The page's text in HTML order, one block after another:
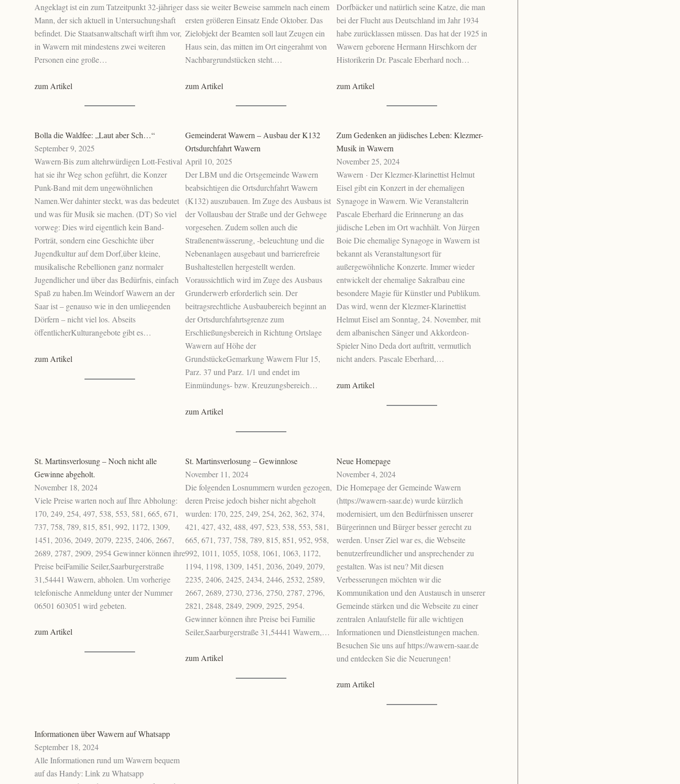
Angeklagt ist ein zum Tatzeitpunkt 32-jähriger
Mann, der sich aktuell in Untersuchungshaft
befindet. Die Staatsanwaltschaft wirft ihm vor,
in Wawern mit mindestens zwei weiteren
Personen eine große…
zum Artikel
dass sie weiter Beweise sammeln nach einem
ersten größeren Einsatz Ende Oktober. Das
Zielobjekt der Beamten soll laut Zeugen ein
Haus sein, das mitten im Ort eingerahmt von
Nachbargrundstücken steht.…
zum Artikel
Dorfbäcker und natürlich seine Katze, die man
bei der Flucht aus Deutschland im Jahr 1934
habe zurücklassen müssen. Das hat der 1925 in
Wawern geborene Hermann Hirschkorn der
Historikerin Dr. Pascale Eberhard noch…
zum Artikel
Bolla die Waldfee: „Laut aber Sch…“
September 9, 2025
Wawern·Bis zum altehrwürdigen Lott-Festival
hat sie ihr Weg schon geführt, die Konzer
Punk-Band mit dem ungewöhnlichen
Namen.Wer dahinter steckt, was das bedeutet
und was für Musik sie machen. (DT) So viel
vorweg: Dies wird eigentlich kein Band-
Porträt, sondern eine Geschichte über
Jugendkultur auf dem Dorf,über kleine,
musikalische Rebellionen ganz normaler
Jugendlicher und über das Bedürfnis, einfach
Spaß zu haben.Im Weindorf Wawern an der
Saar ist – genauso wie in den umliegenden
Dörfern – nicht viel los. Abseits
öffentlicherKulturangebote gibt es…
zum Artikel
Gemeinderat Wawern – Ausbau der K132
Ortsdurchfahrt Wawern
April 10, 2025
Der LBM und die Ortsgemeinde Wawern
beabsichtigen die Ortsdurchfahrt Wawern
(K132) auszubauen. Im Zuge des Ausbaus ist
der Vollausbau der Straße und der Gehwege
vorgesehen. Zudem sollen auch die
Straßenentwässerung, -beleuchtung und die
Nebenanlagen ausgebaut und barrierefreie
Bushaltestellen hergestellt werden.
Voraussichtlich wird im Zuge des Ausbaus
Grunderwerb erforderlich sein. Der
beitragsrechtliche Ausbaubereich beginnt an
der Ortsdurchfahrtsgrenze zum
Erschließungsbereich in Richtung Ortslage
Wawern auf Höhe der
GrundstückeGemarkung Wawern Flur 15,
Parz. 37 und Parz. 1/1 und endet im
Einmündungs- bzw. Kreuzungsbereich…
zum Artikel
Zum Gedenken an jüdisches Leben: Klezmer-
Musik in Wawern
November 25, 2024
Wawern · Der Klezmer-Klarinettist Helmut
Eisel gibt ein Konzert in der ehemaligen
Synagoge in Wawern. Wie Veranstalterin
Pascale Eberhard die Erinnerung an das
jüdische Leben im Ort wachhält. Von Jürgen
Boie Die ehemalige Synagoge in Wawern ist
bekannt als Veranstaltungsort für
außergewöhnliche Konzerte. Immer wieder
entwickelt der ehemalige Sakralbau eine
besondere Magie für Künstler und Publikum.
Das wird, wenn der Klezmer-Klarinettist
Helmut Eisel am Sonntag, 24. November, mit
dem albanischen Sänger und Akkordeon-
Spieler Nino Deda dort auftritt, vermutlich
nicht anders. Pascale Eberhard,…
zum Artikel
St. Martinsverlosung – Noch nicht alle
Gewinne abgeholt.
November 18, 2024
Viele Preise warten noch auf Ihre Abholung:
170, 249, 254, 497, 538, 553, 581, 665, 671,
737, 758, 789, 815, 851, 992, 1172, 1309,
1451, 2036, 2049, 2079, 2235, 2406, 2667,
2689, 2787, 2909, 2954 Gewinner können ihre
Preise beiFamilie Seiler,Saarburgerstraße
31,54441 Wawern, abholen. Um vorherige
telefonische Anmeldung unter der Nummer
06501 603051 wird gebeten.
zum Artikel
St. Martinsverlosung – Gewinnlose
November 11, 2024
Die folgenden Losnummern wurden gezogen,
deren Preise jedoch bisher nicht abgeholt
wurden: 170, 225, 249, 254, 262, 362, 374,
421, 427, 432, 488, 497, 523, 538, 553, 581,
665, 671, 737, 758, 789, 815, 851, 952, 958,
992, 1011, 1055, 1058, 1061, 1063, 1172,
1194, 1198, 1309, 1451, 2036, 2049, 2079,
2235, 2406, 2425, 2434, 2446, 2532, 2589,
2667, 2689, 2730, 2736, 2750, 2787, 2796,
2821, 2848, 2849, 2909, 2925, 2954.
Gewinner können ihre Preise bei Familie
Seiler,Saarburgerstraße 31,54441 Wawern,…
zum Artikel
Neue Homepage
November 4, 2024
Die Homepage der Gemeinde Wawern
(https://wawern-saar.de) wurde kürzlich
modernisiert, um den Bedürfnissen unserer
Bürgerinnen und Bürger besser gerecht zu
werden. Unser Ziel war es, die Webseite
benutzerfreundlicher und ansprechender zu
gestalten. Was ist neu? Mit diesen
Verbesserungen möchten wir die
Kommunikation und den Austausch in unserer
Gemeinde stärken und die Webseite zu einer
zentralen Anlaufstelle für alle wichtigen
Informationen und Dienstleistungen machen.
Besuchen Sie uns auf https://wawern-saar.de
und entdecken Sie die Neuerungen!
zum Artikel
Informationen über Wawern auf Whatsapp
September 18, 2024
Alle Informationen rund um Wawern bequem
auf das Handy: Link zu Whatsapp